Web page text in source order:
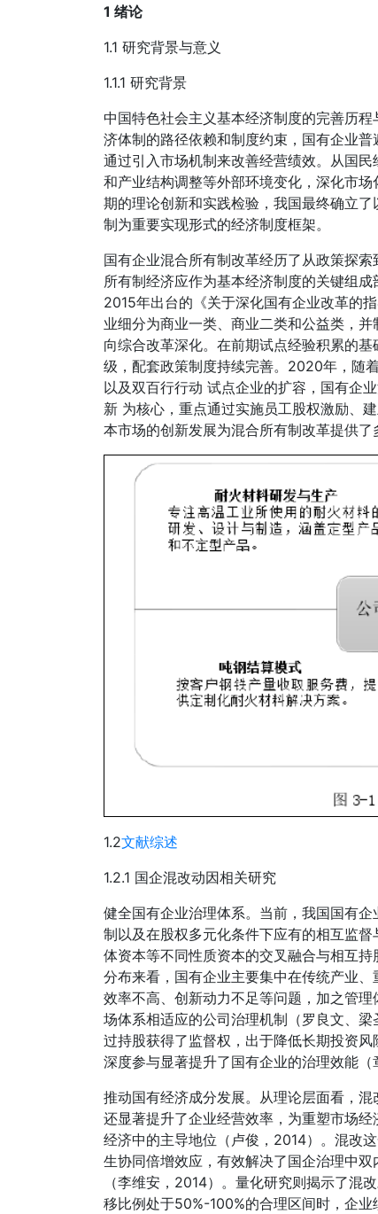
1 绪论
1.1 研究背景与意义
1.1.1 研究背景
中国特色社会主义基本经济制度的完善历
济体制的路径依赖和制度约束，国有企业
通过引入市场机制来改善经营绩效。从国
和产业结构调整等外部环境变化，深化市
期的理论创新和实践检验，我国最终确立
制为重要实现形式的经济制度框架。
国有企业混合所有制改革经历了从政策探
所有制经济应作为基本经济制度的关键组
2015年出台的《关于深化国有企业改革的
业细分为商业一类、商业二类和公益类，
向综合改革深化。在前期试点经验积累的
级，配套政策制度持续完善。2020年，随
以及双百行行动 试点企业的扩容，国有企
新 为核心，重点通过实施员工股权激励、
本市场的创新发展为混合所有制改革提供了
1.2文献综述
1.2.1 国企混改动因相关研究
健全国有企业治理体系。当前，我国国有
制以及在股权多元化条件下应有的相互监
体资本等不同性质资本的交叉融合与相互
分布来看，国有企业主要集中在传统产业
效率不高、创新动力不足等问题，加之管
场体系相适应的公司治理机制（罗良文、
过持股获得了监督权，出于降低长期投资
深度参与显著提升了国有企业的治理效能（
推动国有经济成分发展。从理论层面看，
还显著提升了企业经营效率，为重塑市场
经济中的主导地位（卢俊，2014）。混改
生协同倍增效应，有效解决了国企治理中
（李维安，2014）。量化研究则揭示了混
移比例处于50%-100%的合理区间时，企